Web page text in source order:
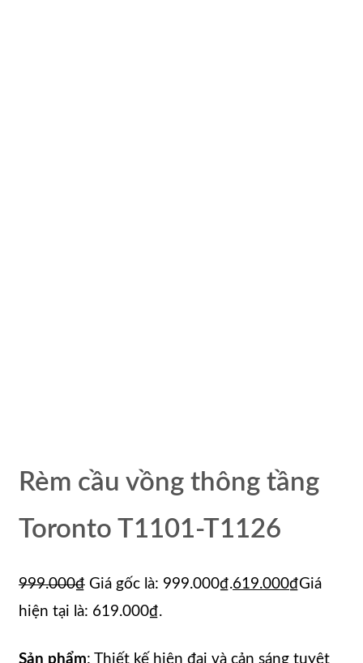
Rèm cầu vồng thông tầng
Toronto T1101-T1126
999.000₫ Giá gốc là: 999.000₫.619.000₫Giá
hiện tại là: 619.000₫.
Sản phẩm: Thiết kế hiện đại và cản sáng tuyệt